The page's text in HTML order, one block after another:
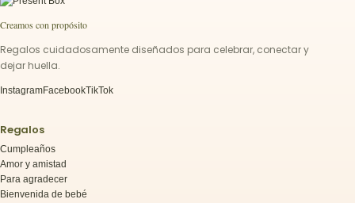
Creamos con propósito
Regalos cuidadosamente diseñados para celebrar, conectar y
dejar huella.
InstagramFacebookTikTok
Regalos
Cumpleaños
Amor y amistad
Para agradecer
Bienvenida de bebé